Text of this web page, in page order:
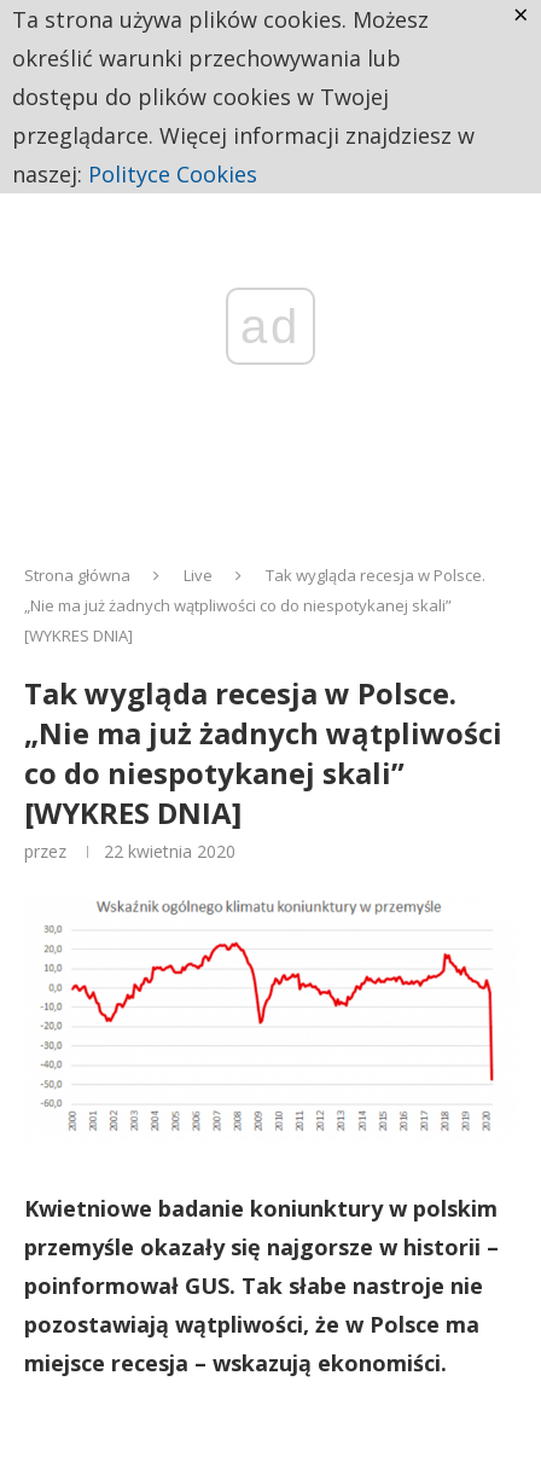
ad
Strona główna Live
Tak wygląda recesja w Polsce.
„Nie ma już żadnych wątpliwości co do niespotykanej skali”
[WYKRES DNIA]
Tak wygląda recesja w Polsce.
„Nie ma już żadnych wątpliwości
co do niespotykanej skali”
[WYKRES DNIA]
przez 22 kwietnia 2020
Kwietniowe badanie koniunktury w polskim
przemyśle okazały się najgorsze w historii –
poinformował GUS. Tak słabe nastroje nie
pozostawiają wątpliwości, że w Polsce ma
miejsce recesja – wskazują ekonomiści.
Ta strona używa plików cookies. Możesz
określić warunki przechowywania lub
dostępu do plików cookies w Twojej
przeglądarce. Więcej informacji znajdziesz w
naszej: Polityce Cookies
×